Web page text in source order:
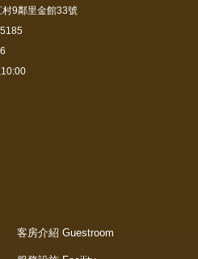
9鄰里金館33號
客房介紹 Guestroom